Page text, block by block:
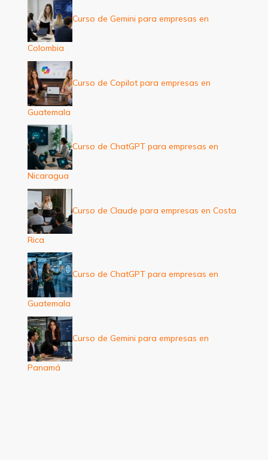
Curso de Gemini para empresas en
Colombia
Curso de Copilot para empresas en
Guatemala
Curso de ChatGPT para empresas en
Nicaragua
Curso de Claude para empresas en Costa
Rica
Curso de ChatGPT para empresas en
Guatemala
Curso de Gemini para empresas en
Panamá